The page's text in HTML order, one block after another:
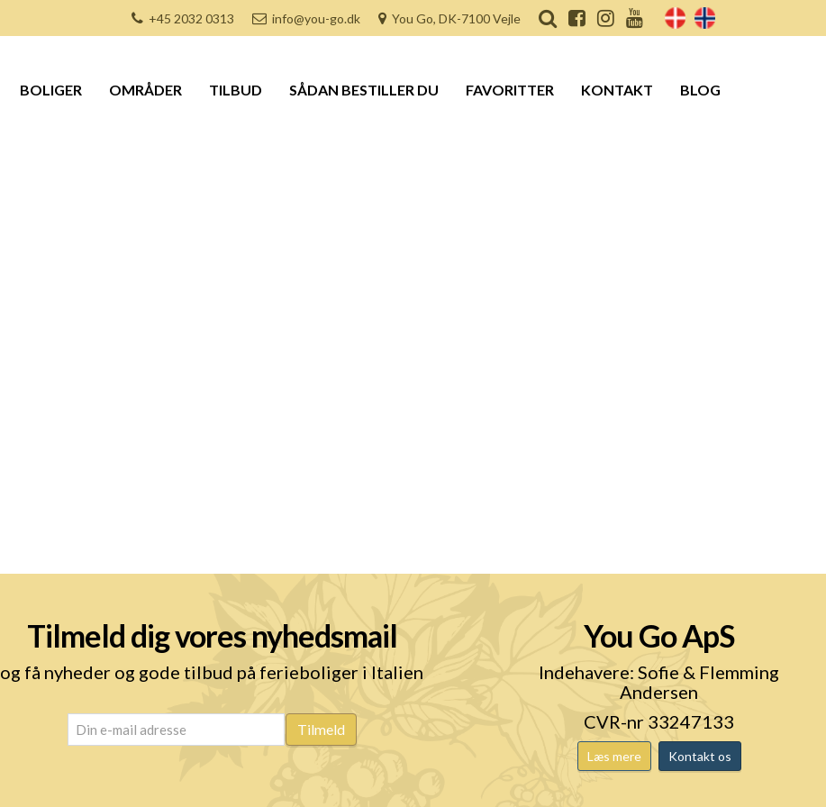
+45 2032 0313 info@you-go.dk You Go, DK-7100 Vejle
BOLIGER OMRÅDER TILBUD SÅDAN BESTILLER DU FAVORITTER KONTAKT BLOG
Tilmeld dig vores nyhedsmail
og få nyheder og gode tilbud på ferieboliger i Italien
email (Påkrævet) Tilmeld
You Go ApS
Indehavere: Sofie & Flemming
Andersen
CVR-nr 33247133
Læs mere Kontakt os